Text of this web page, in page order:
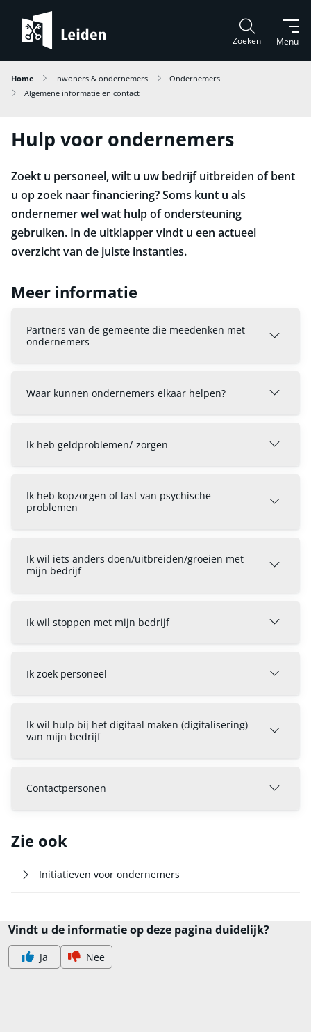
Menu
Zoeken
Home Inwoners & ondernemers
Ondernemers
Algemene informatie en contact
Hulp voor ondernemers
Zoekt u personeel, wilt u uw bedrijf uitbreiden of bent
u op zoek naar financiering? Soms kunt u als
ondernemer wel wat hulp of ondersteuning
gebruiken. In de uitklapper vindt u een actueel
overzicht van de juiste instanties.
Meer informatie
Partners van de gemeente die meedenken met
ondernemers
Waar kunnen ondernemers elkaar helpen?
Ik heb geldproblemen/-zorgen
Ik heb kopzorgen of last van psychische
problemen
Ik wil iets anders doen/uitbreiden/groeien met
mijn bedrijf
Ik wil stoppen met mijn bedrijf
Ik zoek personeel
Ik wil hulp bij het digitaal maken (digitalisering)
van mijn bedrijf
Contactpersonen
Zie ook
Initiatieven voor ondernemers
Vindt u de informatie op deze pagina duidelijk?
Ja Nee